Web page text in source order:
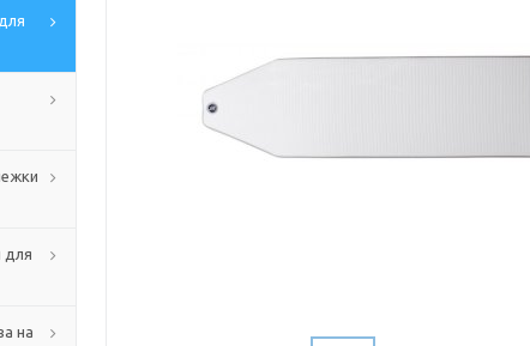
для
на